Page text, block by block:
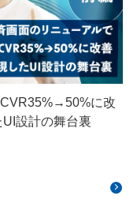
CVR35%→50%に改
設計の舞台裏